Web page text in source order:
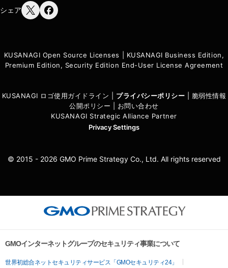
シェア
KUSANAGI Open Source Licenses
KUSANAGI Business Edition,
Premium Edition, Security Edition End-User License Agreement
KUSANAGI ロゴ使用ガイドライン プライバシーポリシー
脆弱性情報
公開ポリシー
お問い合わせ
KUSANAGI Strategic Alliance Partner
Privacy Settings
© 2015 - 2026 GMO Prime Strategy Co., Ltd. All rights reserved
GMOインターネットグループのセキュリティ事業について
世界初総合ネットセキュリティサービス「GMOセキュリティ24」